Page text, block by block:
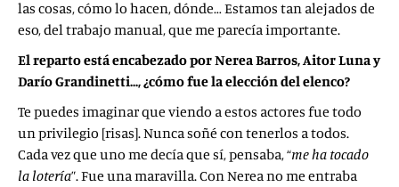
las cosas, cómo lo hacen, dónde… Estamos tan alejados de
eso, del trabajo manual, que me parecía importante.
El reparto está encabezado por Nerea Barros, Aitor Luna y
Darío Grandinetti…, ¿cómo fue la elección del elenco?
Te puedes imaginar que viendo a estos actores fue todo
un privilegio [risas]. Nunca soñé con tenerlos a todos.
Cada vez que uno me decía que sí, pensaba, “me ha tocado
la lotería”. Fue una maravilla. Con Nerea no me entraba